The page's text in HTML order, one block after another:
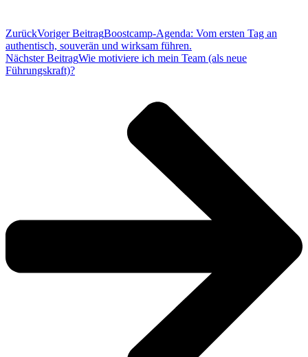
ZurückVoriger BeitragBoostcamp-Agenda: Vom ersten Tag an
authentisch, souverän und wirksam führen.
Nächster BeitragWie motiviere ich mein Team (als neue
Führungskraft)?